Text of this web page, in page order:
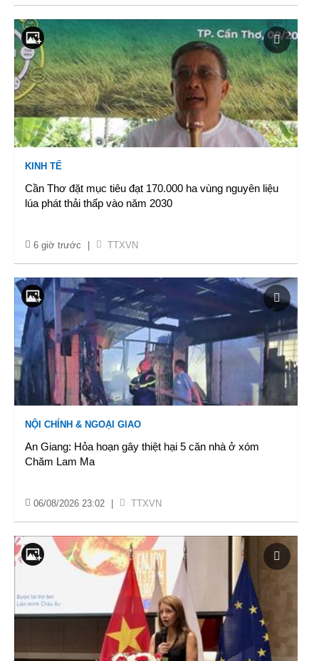
KINH TẾ
Cần Thơ đặt mục tiêu đạt 170.000 ha vùng nguyên liệu
lúa phát thải thấp vào năm 2030
6 giờ trước TTXVN
NỘI CHÍNH & NGOẠI GIAO
An Giang: Hỏa hoạn gây thiệt hại 5 căn nhà ở xóm
Chăm Lam Ma
06/08/2026 23:02 TTXVN